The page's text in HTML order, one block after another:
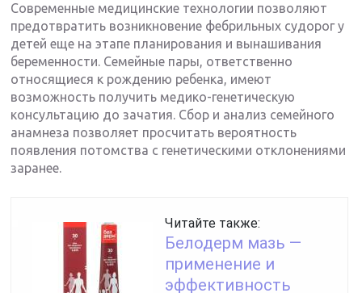
Современные медицинские технологии позволяют
предотвратить возникновение фебрильных судорог у
детей еще на этапе планирования и вынашивания
беременности. Семейные пары, ответственно
относящиеся к рождению ребенка, имеют
возможность получить медико-генетическую
консультацию до зачатия. Сбор и анализ семейного
анамнеза позволяет просчитать вероятность
появления потомства с генетическими отклонениями
заранее.
Читайте также:
Белодерм мазь —
применение и
эффективность